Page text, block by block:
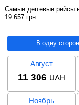
Самые дешевые рейсы в
19 657 грн
В одну
Август
11 306 UAH
Ноябрь